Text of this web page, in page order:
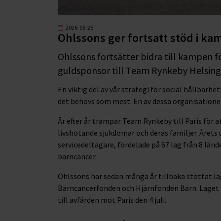
2026-06-25
Ohlssons ger fortsatt stöd i
Ohlssons fortsätter bidra till kampen
guldsponsor till Team Rynkeby
En viktig del av vår strategi för social
det behövs som mest. En av dessa
År efter år trampar Team Rynkeby till Paris för
livshotande sjukdomar och deras familjer. Årets
servicedeltagare, fördelade på 67 lag från 8
barncancer.
Ohlssons har sedan många år tillbaka stöttat
Barncancerfonden och Hjärnfonden Barn.
till avfärden mot Paris den 4 juli.